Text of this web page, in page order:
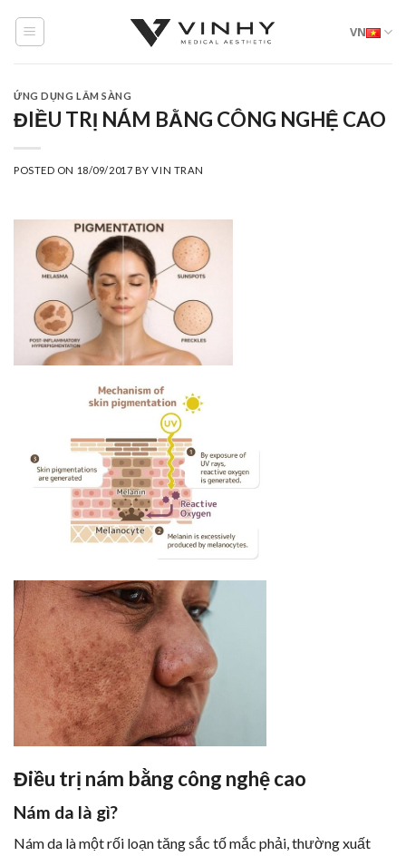
VN
ỨNG DỤNG LÂM SÀNG
ĐIỀU TRỊ NÁM BẰNG CÔNG NGHỆ CAO
POSTED ON 18/09/2017 BYVIN TRAN
Điều trị nám bằng công nghệ cao
Nám da là gì?
Nám da là một rối loạn tăng sắc tố mắc phải, thường xuất